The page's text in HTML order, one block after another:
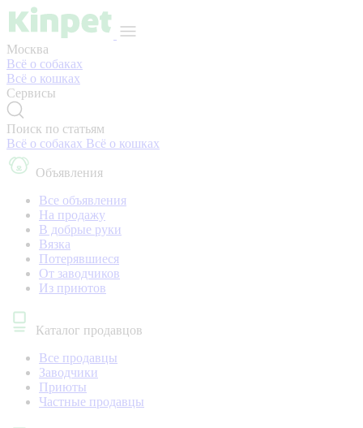
Москва
Всё о собаках
Всё о кошках
Сервисы
Поиск по статьям
Всё о собаках Всё о кошках
Объявления
Все объявления
На продажу
В добрые руки
Вязка
Потерявшиеся
От заводчиков
Из приютов
Каталог продавцов
Все продавцы
Заводчики
Приюты
Частные продавцы